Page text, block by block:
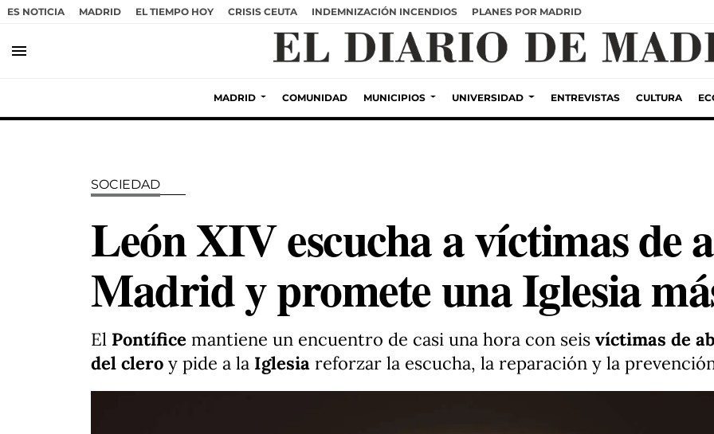
ES NOTICIA MADRID EL TIEMPO HOY CRISIS CEUTA INDEMNIZACIÓN INCENDIOS PLANES POR MADRID
menu
MADRID COMUNIDAD MUNICIPIOS UNIVERSIDAD ENTREVISTAS CULTURA
SOCIEDAD
León XIV escucha a víctimas de
Madrid y promete una Iglesia
El Pontífice mantiene un encuentro de casi una hora con seis víctimas de
del clero y pide a la Iglesia reforzar la escucha, la reparación y la